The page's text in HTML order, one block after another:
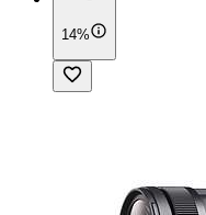
14%